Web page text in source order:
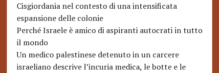
Cisgiordania nel contesto di una intensificata
espansione delle colonie
Perché Israele è amico di aspiranti autocrati in tutto
il mondo
Un medico palestinese detenuto in un carcere
israeliano descrive l’incuria medica, le botte e le